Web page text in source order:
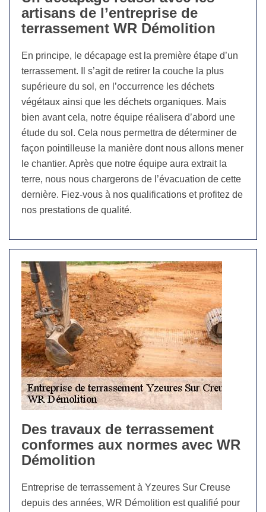
artisans de l’entreprise de
terrassement WR Démolition
En principe, le décapage est la première étape d’un
terrassement. Il s’agit de retirer la couche la plus
supérieure du sol, en l’occurrence les déchets
végétaux ainsi que les déchets organiques. Mais
bien avant cela, notre équipe réalisera d’abord une
étude du sol. Cela nous permettra de déterminer de
façon pointilleuse la manière dont nous allons mener
le chantier. Après que notre équipe aura extrait la
terre, nous nous chargerons de l’évacuation de cette
dernière. Fiez-vous à nos qualifications et profitez de
nos prestations de qualité.
Des travaux de terrassement
conformes aux normes avec WR
Démolition
Entreprise de terrassement à Yzeures Sur Creuse
depuis des années, WR Démolition est qualifié pour